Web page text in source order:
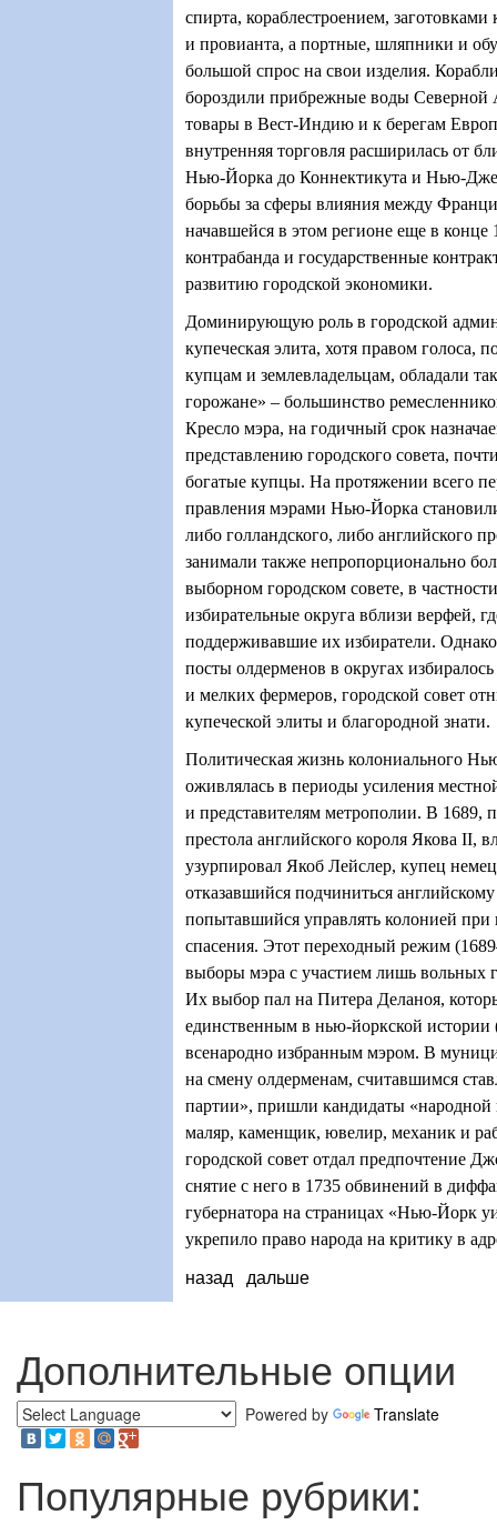
спирта, кораблестроением, заготовками
и провианта, а портные, шляпники и
большой спрос на свои изделия.
бороздили прибрежные воды Северной
товары в Вест-Индию и к берегам
внутренняя торговля расширилась от
Нью-Йорка до Коннектикута и Нью-
борьбы за сферы влияния между
начавшейся в этом регионе еще в конце
контрабанда и государственные
развитию городской экономики.
Доминирующую роль в городской
купеческая элита, хотя правом голоса,
купцам и землевладельцам, обладали
горожане» – большинство
Кресло мэра, на годичный срок
представлению городского совета,
богатые купцы. На протяжении всего
правления мэрами Нью-Йорка
либо голландского, либо английского
занимали также непропорционально
выборном городском совете, в
избирательные округа вблизи верфей,
поддерживавшие их избиратели. Однако
посты олдерменов в округах
и мелких фермеров, городской совет
купеческой элиты и благородной знати.
Политическая жизнь колониального
оживлялась в периоды усиления
и представителям метрополии. В 1689,
престола английского короля Якова II,
узурпировал Якоб Лейслер, купец
отказавшийся подчиниться
попытавшийся управлять колонией при
спасения. Этот переходный режим
выборы мэра с участием лишь вольных
Их выбор пал на Питера Деланоя,
единственным в нью-йоркской истории
всенародно избранным мэром. В
на смену олдерменам, считавшимся
партии», пришли кандидаты «народной
маляр, каменщик, ювелир, механик и
городской совет отдал предпочтение
снятие с него в 1735 обвинений в
губернатора на страницах «Нью-Йорк
укрепило право народа на критику в
назад дальше
Дополнительные опции
Powered by Translate
Популярные рубрики: